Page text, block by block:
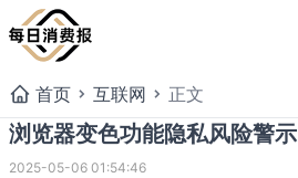
首页 互联网 正文
浏览器变色功能隐私风险警示
2025-05-06 01:54:46